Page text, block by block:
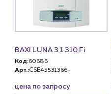
BAXI LUNA 3 1.310 Fi
Код:60686
Арт.:CSE45531366-
цена по запросу